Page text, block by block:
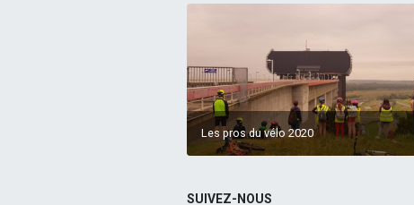
Les pros du vélo 2020
SUIVEZ-NOUS